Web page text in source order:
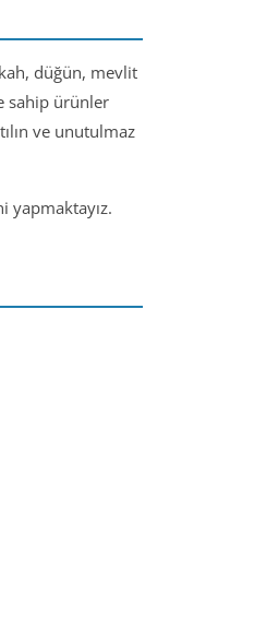
düğün, mevlit
sahip ürünler
ve unutulmaz
yapmaktayız.